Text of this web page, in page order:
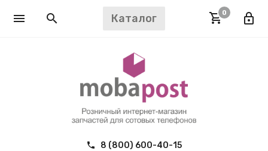
Каталог 0
8 (800) 600-40-15